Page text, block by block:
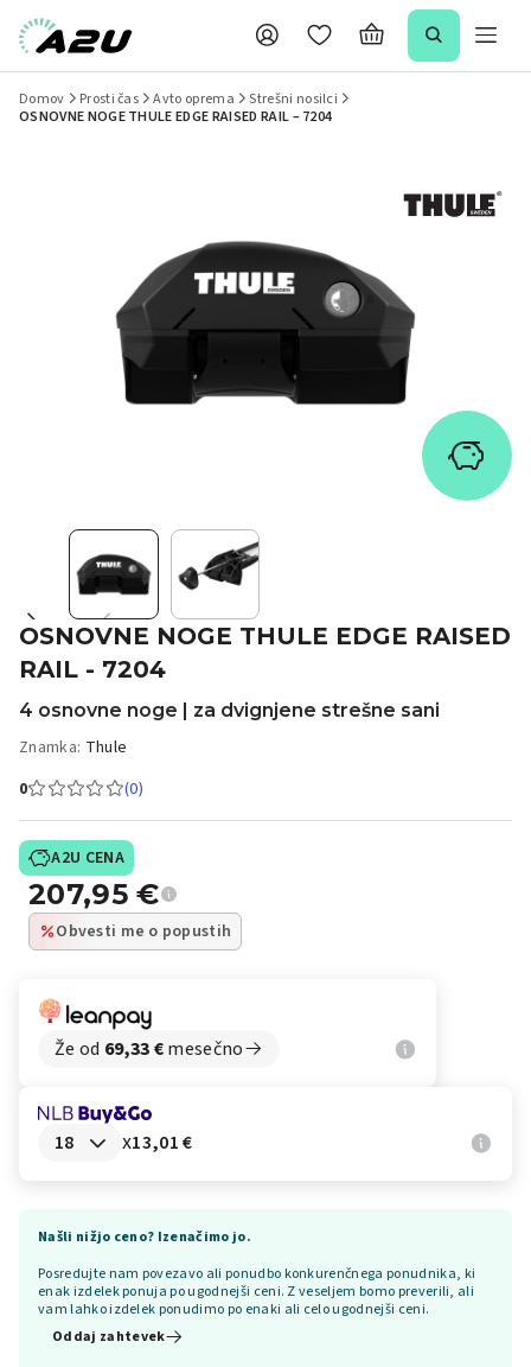
Domov Prosti čas Avto oprema
Strešni nosilci
OSNOVNE NOGE THULE EDGE RAISED RAIL – 7204
OSNOVNE NOGE THULE EDGE RAISED
RAIL - 7204
4 osnovne noge | za dvignjene strešne sani
Znamka: Thule
0
(0)
A2U CENA
207,95€
Obvesti me o popustih
Že od 69,33€mesečno
x13,01 €
Našli nižjo ceno? Izenačimo jo.
Posredujte nam povezavo ali ponudbo konkurenčnega ponudnika, ki
enak izdelek ponuja po ugodnejši ceni. Z veseljem bomo preverili, ali
vam lahko izdelek ponudimo po enaki ali celo ugodnejši ceni.
Oddaj zahtevek